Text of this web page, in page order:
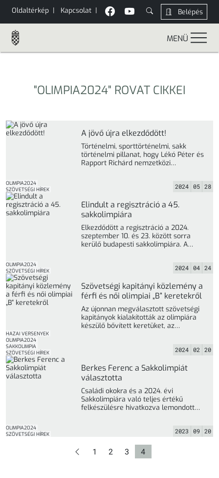
Oldaltérkép | Kapcsolat | Belépés
MENÜ
"OLIMPIA2024" ROVAT CIKKEI
A jövő újra elkezdődött!
Történelmi, sporttörténelmi, sakk
történelmi pillanat, hogy Lékó Péter és
Rapport Richárd nemzetközi
akik a magyar olimpiai csapat tagjai. ...
2024 05 28
OLIMPIA2024
SZÖVETSÉGI HÍREK
Elindult a regisztráció a 45.
sakkolimpiára
Elkezdődött a regisztráció a 2024.
szeptember 10. és 23. között sorra
kerülő budapesti sakkolimpiára. A
2024 04 24
OLIMPIA2024
SZÖVETSÉGI HÍREK
Szövetségi kapitányi közlemény a
férfi és női olimpiai „B” keretekről
Az újonnan megválasztott szövetségi
kapitányok kialakították az olimpiára
készülő bővített keretüket, az
közleményüket és tájékoztatásukat:
2024 02 20
HAZAI VERSENYEK
OLIMPIA2024
SAKKOLIMPIA
SZÖVETSÉGI HÍREK
Berkes Ferenc a Sakkolimpiát
választotta
Családi okokra és a 2024. évi
Sakkolimpiára való teljes értékű
felkészülésre hivatkozva lemondott
2023 09 20
OLIMPIA2024
SZÖVETSÉGI HÍREK
Oldal
1 Oldal
2 Oldal
3 Oldal
4